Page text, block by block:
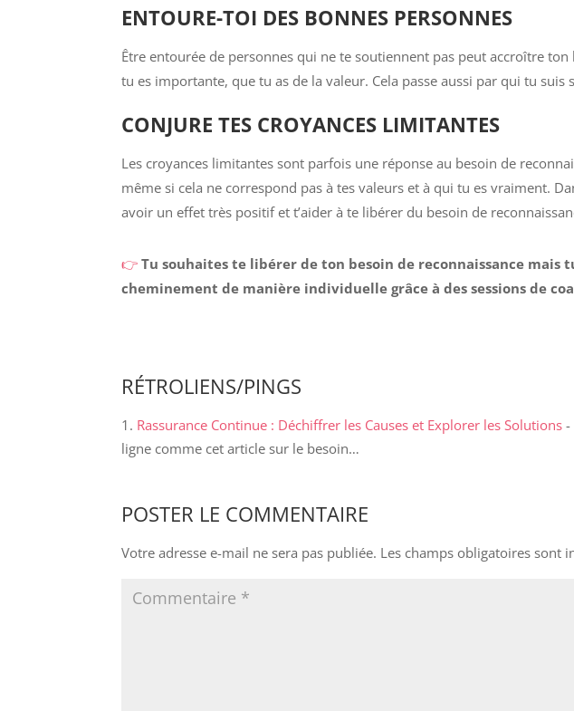
ENTOURE-TOI DES BONNES PERSONNES
Être entourée de personnes qui ne te soutiennent pas peut accroître
tu es importante, que tu as de la valeur. Cela passe aussi par qui tu
CONJURE TES CROYANCES LIMITANTES
Les croyances limitantes sont parfois une réponse au besoin de
même si cela ne correspond pas à tes valeurs et à qui tu es vraiment.
avoir un effet très positif et t’aider à te libérer du besoin de
👉 Tu souhaites te libérer de ton besoin de reconnaissance mais
cheminement de manière individuelle grâce à des sessions de
RÉTROLIENS/PINGS
Rassurance Continue : Déchiffrer les Causes et Explorer les Solutions -
ligne comme cet article sur le besoin…
POSTER LE COMMENTAIRE
Votre adresse e-mail ne sera pas publiée. Les champs obligatoires sont